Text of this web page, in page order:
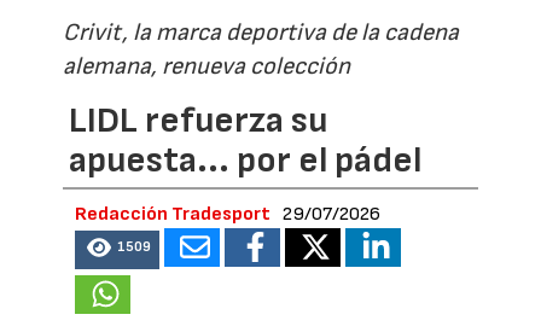
Crivit, la marca deportiva de la cadena
alemana, renueva colección
LIDL refuerza su
apuesta... por el pádel
Redacción Tradesport 29/07/2026
1509